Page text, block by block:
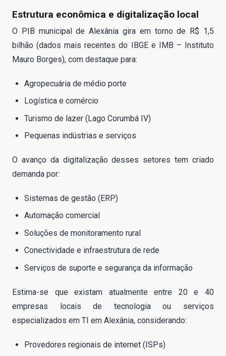
Estrutura econômica e digitalização local
O PIB municipal de Alexânia gira em torno de R$ 1,5
bilhão (dados mais recentes do IBGE e IMB – Instituto
Mauro Borges), com destaque para:
Agropecuária de médio porte
Logística e comércio
Turismo de lazer (Lago Corumbá IV)
Pequenas indústrias e serviços
O avanço da digitalização desses setores tem criado
demanda por:
Sistemas de gestão (ERP)
Automação comercial
Soluções de monitoramento rural
Conectividade e infraestrutura de rede
Serviços de suporte e segurança da informação
Estima-se que existam atualmente entre 20 e 40
empresas locais de tecnologia ou serviços
especializados em TI em Alexânia, considerando:
Provedores regionais de internet (ISPs)